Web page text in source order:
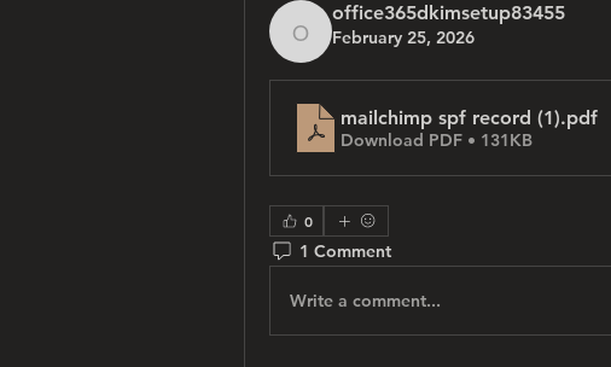
office365dkimsetup83455
office365dkimsetup83455
February 25, 2026
mailchimp spf record (1).pdf
Download PDF • 131KB
0
1 Comment
Write a comment...